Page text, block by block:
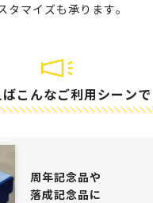
タマイズも承ります。
こんなご利用シーンで
周年記念品や
落成記念品に